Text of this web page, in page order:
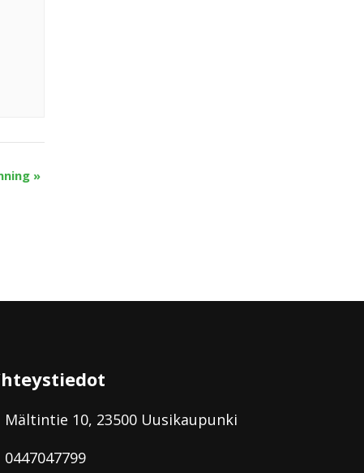
»
Mältintie 10, 23500 Uusikaupunki
0447047799